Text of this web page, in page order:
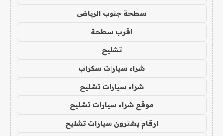
سطحة جنوب الرياض
اقرب سطحة
تشليح
شراء سيارات سكراب
شراء سيارات تشليح
موقع شراء سيارات تشليح
ارقام يشترون سيارات تشليح